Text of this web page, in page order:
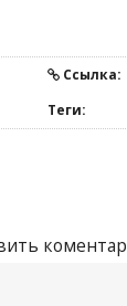
Ссылка:
Теги: